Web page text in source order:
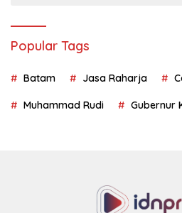
Popular Tags
Batam Jasa Raharja
Muhammad Rudi Gubernur